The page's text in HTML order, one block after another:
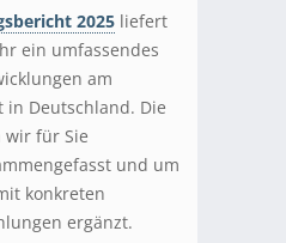
2025 liefert
ein umfassendes
am
Deutschland. Die
wir für Sie
und um
konkreten
ergänzt.